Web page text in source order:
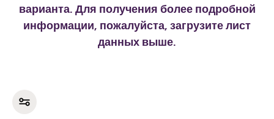
варианта. Для получения более подробной
информации, пожалуйста, загрузите лист
данных выше.